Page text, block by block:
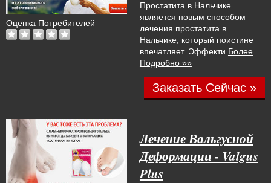
Оценка Потребителей
Простатита в Нальчике
является новым способом
лечения простатита в
Нальчике, который поистине
впечатляет. Эффекти Более
Подробно »»
Заказать Сейчас »
Лечение Вальгусной
Деформации - Valgus
Plus